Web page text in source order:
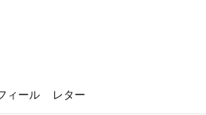
ィール レター